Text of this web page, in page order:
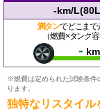
-km/
満タンでどこまで
（燃費×タンク容
- km
※燃費は定められた試験条件
ります。
独特なリスタイル